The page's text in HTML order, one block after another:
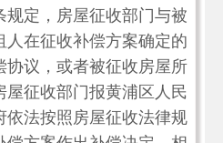
规定，房屋征收部门与被
人在征收补偿方案确定的
协议，或者被征收房屋所
屋征收部门报黄浦区人民
依法按照房屋征收法律规